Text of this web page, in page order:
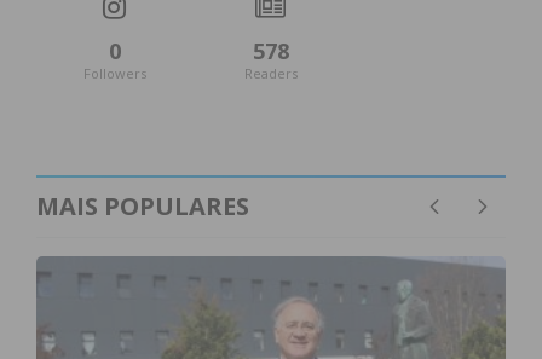
0
Followers
578
Readers
MAIS POPULARES